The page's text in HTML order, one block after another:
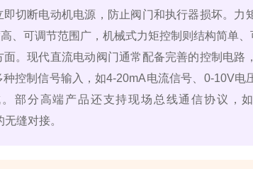
切断电动机电源，防止阀门和执行器损坏。力
、可调节范围广，机械式力矩控制则结构简单、
。现代直流电动阀门通常配备完善的控制电路
控制信号输入，如4-20mA电流信号、0-10V电
部分高端产品还支持现场总线通信协议，如
缝对接。